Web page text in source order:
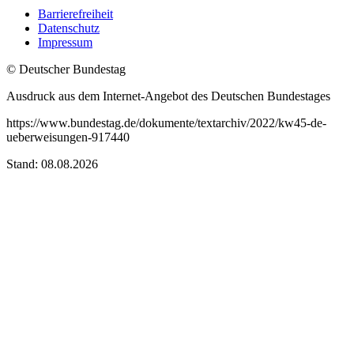
Barrierefreiheit
Datenschutz
Impressum
© Deutscher Bundestag
Ausdruck aus dem Internet-Angebot des Deutschen Bundestages
https://www.bundestag.de/dokumente/textarchiv/2022/kw45-de-
ueberweisungen-917440
Stand: 08.08.2026